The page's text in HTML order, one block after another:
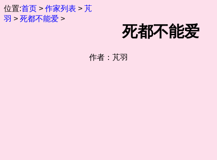
位置:首页 > 作家列表 > 芃
羽 > 死都不能爱 >
死都不能爱
作者：芃羽